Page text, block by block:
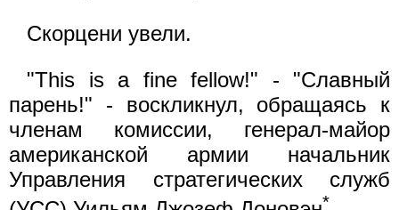
Скорцени увели.
"This is a fine fellow!" - "Славный
парень!" - воскликнул, обращаясь к
членам комиссии, генерал-майор
американской армии начальник
Управления стратегических служб
*